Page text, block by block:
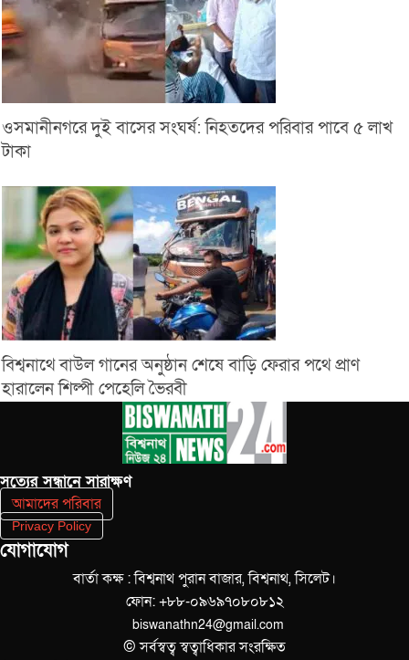
ওসমানীনগরে দুই বাসের সংঘর্ষ: নিহতদের পরিবার পাবে ৫ লাখ
টাকা
বিশ্বনাথে বাউল গানের অনুষ্ঠান শেষে বাড়ি ফেরার পথে প্রাণ
হারালেন শিল্পী পেহেলি ভৈরবী
সত‌্যের সন্ধানে সারাক্ষণ
আমাদের পরিবার
Privacy Policy
যোগাযোগ
বার্তা কক্ষ : বিশ্বনাথ পুরান বাজার, বিশ্বনাথ, সিলেট।
ফোন: +৮৮-০৯৬৯৭০৮০৮১২
biswanathn24@gmail.com
© সর্বস্বত্ব স্বত্বাধিকার সংরক্ষিত